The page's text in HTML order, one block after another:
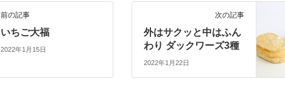
前の記事
いちご大福
2022年1月15日
次の記事
外はサクッと中はふん
わり ダックワーズ3種
2022年1月22日